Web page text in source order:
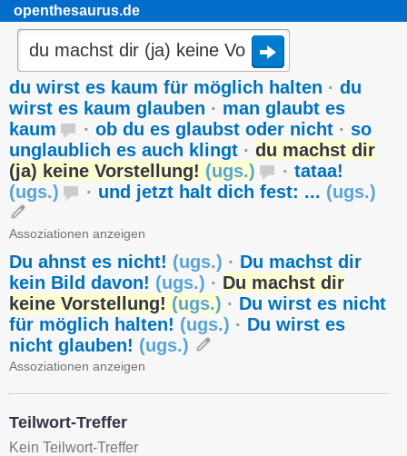
openthesaurus.de
du wirst es kaum für möglich halten · du
wirst es kaum glauben · man glaubt es
kaum
· ob du es glaubst oder nicht · so
unglaublich es auch klingt · du machst dir
(ja) keine Vorstellung! (ugs.) · tataa!
(ugs.) · und jetzt halt dich fest: ... (ugs.)
Assoziationen anzeigen
Du ahnst es nicht! (ugs.) · Du machst dir
kein Bild davon! (ugs.) · Du machst dir
keine Vorstellung! (ugs.) · Du wirst es nicht
für möglich halten! (ugs.) · Du wirst es
nicht glauben! (ugs.)
Assoziationen anzeigen
Teilwort-Treffer
Kein Teilwort-Treffer